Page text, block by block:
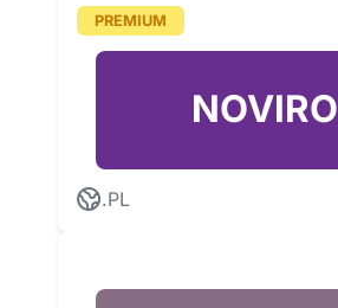
PREMIUM
NOVIRO
.PL